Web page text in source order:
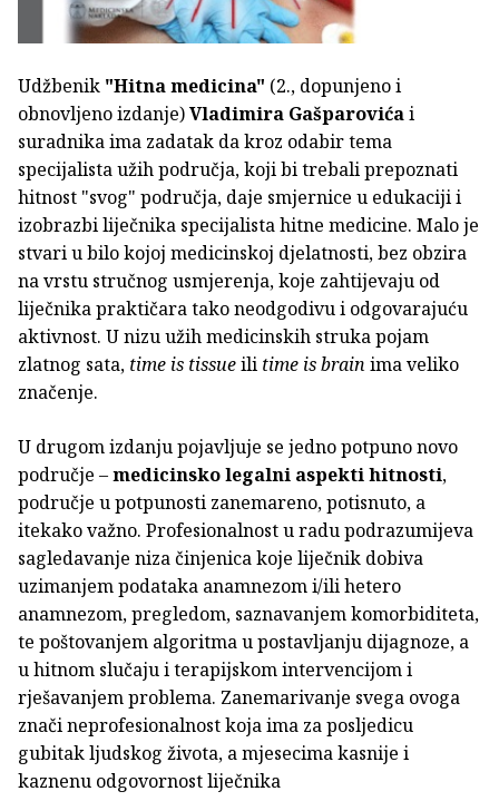
Udžbenik "Hitna medicina" (2., dopunjeno i
obnovljeno izdanje)Vladimira Gašparovićai
suradnika ima zadatak da kroz odabir tema
specijalista užih područja, koji bi trebali prepoznati
hitnost "svog" područja, daje smjernice u edukaciji i
izobrazbi liječnika specijalista hitne medicine. Malo je
stvari u bilo kojoj medicinskoj djelatnosti, bez obzira
na vrstu stručnog usmjerenja, koje zahtijevaju od
liječnika praktičara tako neodgodivu i odgovarajuću
aktivnost. U nizu užih medicinskih struka pojam
zlatnog sata, time is tissueili time is brain ima veliko
značenje.
U drugom izdanju pojavljuje se jedno potpuno novo
područje –medicinsko legalni aspekti hitnosti,
područje u potpunosti zanemareno, potisnuto, a
itekako važno. Profesionalnost u radu podrazumijeva
sagledavanje niza činjenica koje liječnik dobiva
uzimanjem podataka anamnezom i/ili hetero
anamnezom, pregledom, saznavanjem komorbiditeta,
te poštovanjem algoritma u postavljanju dijagnoze, a
u hitnom slučaju i terapijskom intervencijom i
rješavanjem problema. Zanemarivanje svega ovoga
znači neprofesionalnost koja ima za posljedicu
gubitak ljudskog života, a mjesecima kasnije i
kaznenu odgovornost liječnika